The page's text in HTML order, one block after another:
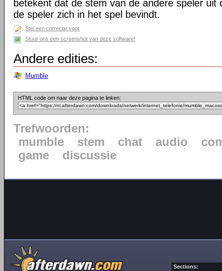
betekent dat de stem van de andere speler uit
de speler zich in het spel bevindt.
Stel een correctie voor
Stuur ons een screenshot van deze software!
Andere edities:
Mumble
HTML code om naar deze pagina te linken:
Trefwoorden:
mumble
stem chat audio
game
discussie
Sections: